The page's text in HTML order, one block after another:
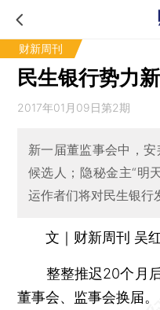
财新周刊
民生银行势力
2017年01月09日第2期
新一届董监事会中，
候选人；隐秘金主“明
运作者们将对民生银行
文｜财新周刊 吴
整整推迟20个月后
董事会、监事会换届。